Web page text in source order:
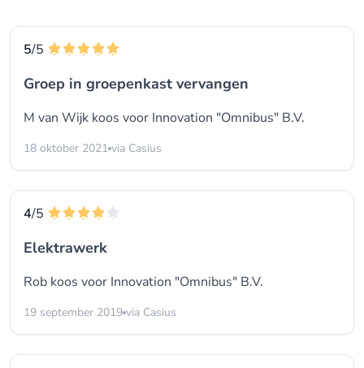
5/5
Groep in groepenkast vervangen
M van Wijk koos voor Innovation "Omnibus" B.V.
18 oktober 2021 via Casius
4/5
Elektrawerk
Rob koos voor Innovation "Omnibus" B.V.
19 september 2019 via Casius